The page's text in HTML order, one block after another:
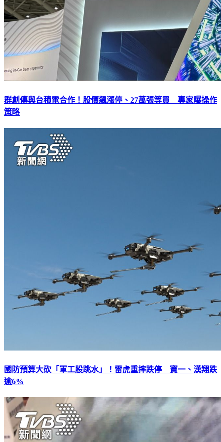
群創傳與台積電合作！股價飆漲停、27萬張等買 專家曝操作
策略
國防預算大砍「軍工股跳水」！雷虎重摔跌停 寶一、漢翔跌
逾6%